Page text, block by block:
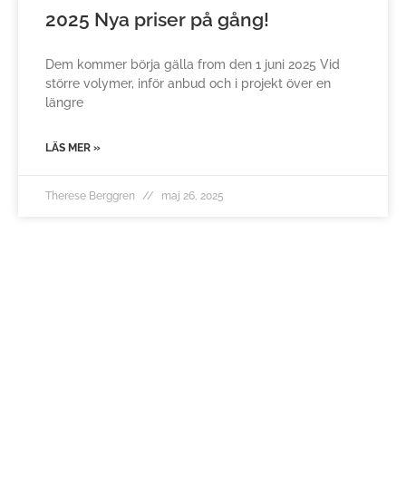
2025 Nya priser på gång!
Dem kommer börja gälla from den 1 juni 2025 Vid
större volymer, inför anbud och i projekt över en
längre
LÄS MER »
Therese Berggren maj 26, 2025